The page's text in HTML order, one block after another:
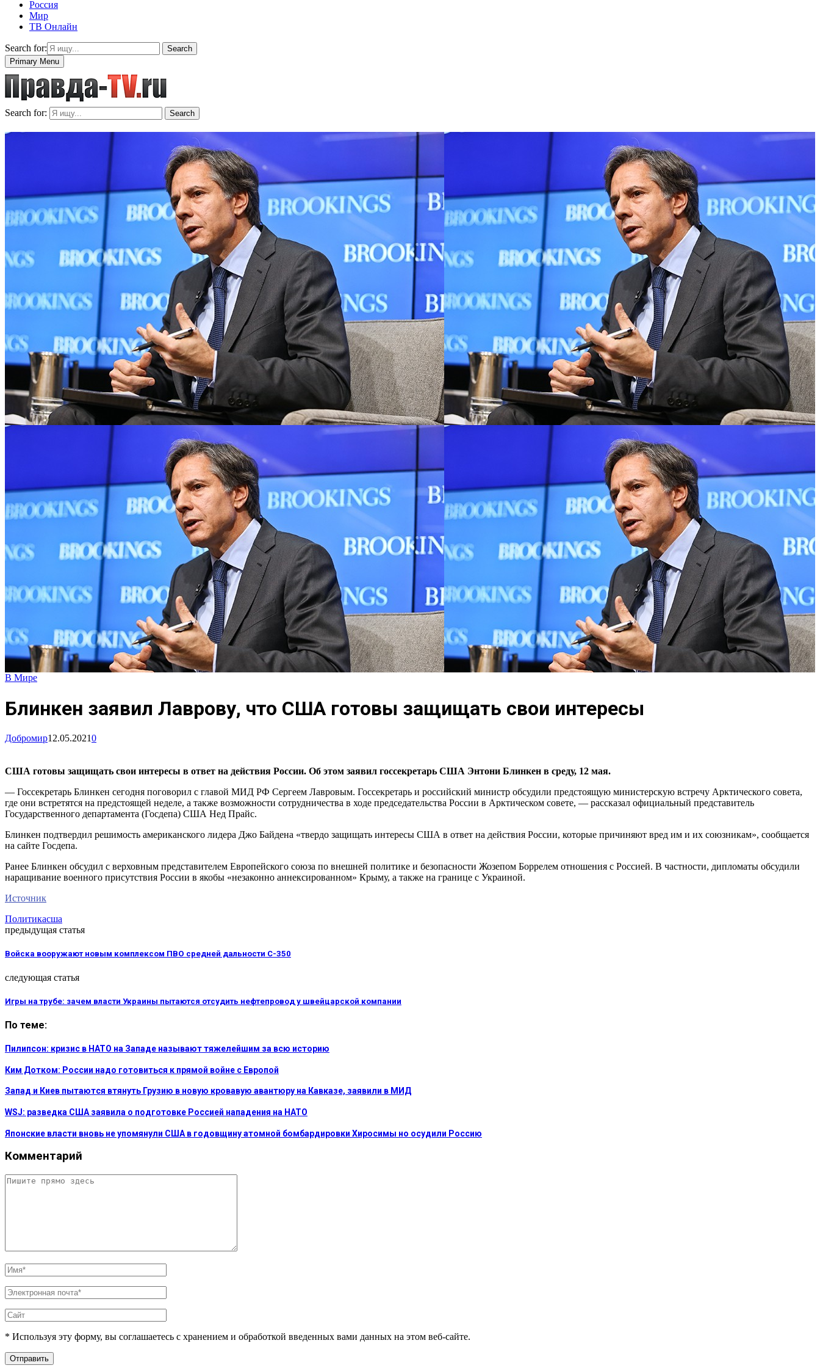
Россия
Мир
ТВ Онлайн
Search for:
Search
Primary Menu
Search for: Search
В Мире
Блинкен заявил Лаврову, что США готовы защищать свои интересы
Добромир12.05.20210
США готовы защищать свои интересы в ответ на действия России. Об этом заявил госсекретарь США Энтони Блинкен в среду, 12 мая.
— Госсекретарь Блинкен сегодня поговорил с главой МИД РФ Сергеем Лавровым. Госсекретарь и российский министр обсудили предстоящую министерскую встречу Арктического совета,
где они встретятся на предстоящей неделе, а также возможности сотрудничества в ходе председательства России в Арктическом совете, — рассказал официальный представитель
Государственного департамента (Госдепа) США Нед Прайс.
Блинкен подтвердил решимость американского лидера Джо Байдена «твердо защищать интересы США в ответ на действия России, которые причиняют вред им и их союзникам», сообщается
на сайте Госдепа.
Ранее Блинкен обсудил с верховным представителем Европейского союза по внешней политике и безопасности Жозепом Боррелем отношения с Россией. В частности, дипломаты обсудили
наращивание военного присутствия России в якобы «незаконно аннексированном» Крыму, а также на границе с Украиной.
Источник
Политикасша
предыдущая статья
Войска вооружают новым комплексом ПВО средней дальности С-350
следующая статья
Игры на трубе: зачем власти Украины пытаются отсудить нефтепровод у швейцарской компании
По теме:
Пилипсон: кризис в НАТО на Западе называют тяжелейшим за всю историю
Ким Дотком: России надо готовиться к прямой войне с Европой
Запад и Киев пытаются втянуть Грузию в новую кровавую авантюру на Кавказе, заявили в МИД
WSJ: разведка США заявила о подготовке Россией нападения на НАТО
Японские власти вновь не упомянули США в годовщину атомной бомбардировки Хиросимы но осудили Россию
Комментарий
* Используя эту форму, вы соглашаетесь с хранением и обработкой введенных вами данных на этом веб-сайте.